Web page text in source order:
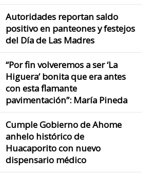
Autoridades reportan saldo
positivo en panteones y festejos
del Día de Las Madres
“Por fin volveremos a ser ‘La
Higuera’ bonita que era antes
con esta flamante
pavimentación”: María Pineda
Cumple Gobierno de Ahome
anhelo histórico de
Huacaporito con nuevo
dispensario médico